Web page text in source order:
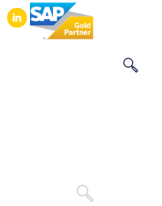
linkedin